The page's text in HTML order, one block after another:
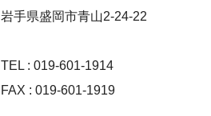
岩手県盛岡市青山2-24-22
TEL : 019-601-1914
FAX : 019-601-1919